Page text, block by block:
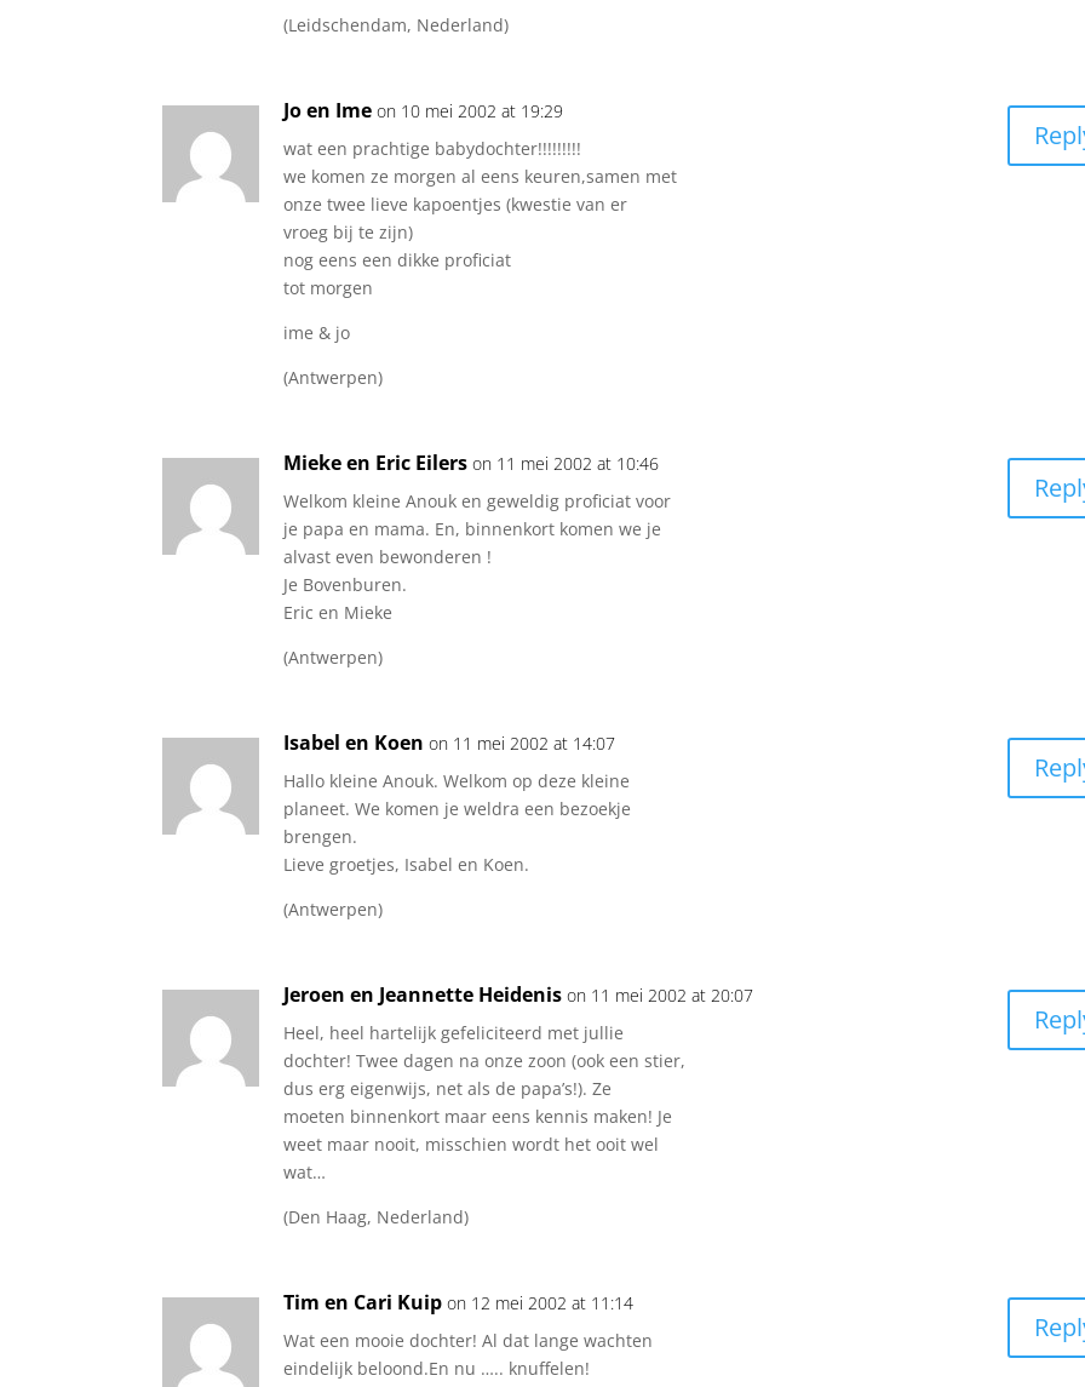
(Leidschendam, Nederland)
Jo en Ime on 10 mei 2002 at 19:29
wat een prachtige babydochter!!!!!!!!!
we komen ze morgen al eens keuren,samen met
onze twee lieve kapoentjes (kwestie van er
vroeg bij te zijn)
nog eens een dikke proficiat
tot morgen
ime & jo
(Antwerpen)
Mieke en Eric Eilers on 11 mei 2002 at 10:46
Welkom kleine Anouk en geweldig proficiat voor
je papa en mama. En, binnenkort komen we je
alvast even bewonderen !
Je Bovenburen.
Eric en Mieke
(Antwerpen)
Isabel en Koen on 11 mei 2002 at 14:07
Hallo kleine Anouk. Welkom op deze kleine
planeet. We komen je weldra een bezoekje
brengen.
Lieve groetjes, Isabel en Koen.
(Antwerpen)
Jeroen en Jeannette Heidenis on 11 mei 2002 at 20:07
Heel, heel hartelijk gefeliciteerd met jullie
dochter! Twee dagen na onze zoon (ook een stier,
dus erg eigenwijs, net als de papa’s!). Ze
moeten binnenkort maar eens kennis maken! Je
weet maar nooit, misschien wordt het ooit wel
wat…
(Den Haag, Nederland)
Tim en Cari Kuip on 12 mei 2002 at 11:14
Wat een mooie dochter! Al dat lange wachten
eindelijk beloond.En nu ….. knuffelen!